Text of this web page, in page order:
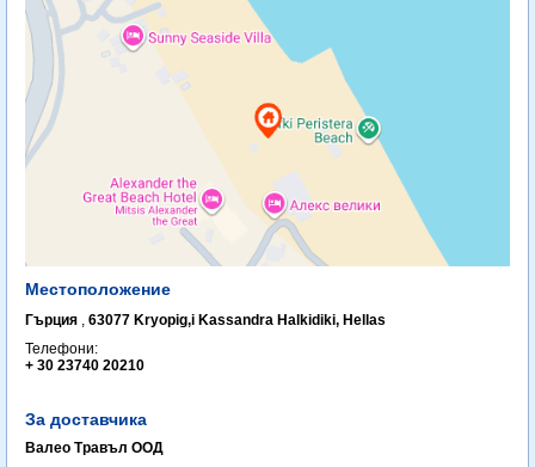
Местоположение
Гърция , 63077 Kryopig,i Kassandra Halkidiki, Hellas
Телефони:
+ 30 23740 20210
За доставчика
Валео Травъл ООД